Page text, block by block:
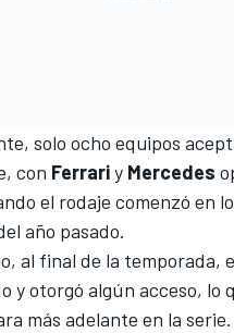
solo ocho equipos
con Ferrariy Mercedes
el rodaje comenzó en
año pasado.
al final de la temporada,
y otorgó algún acceso, lo
más adelante en la serie.